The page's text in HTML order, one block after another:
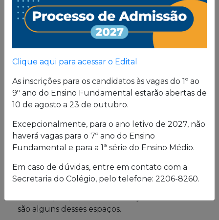
Proposta
Pedagógica
formação, pautada em valores cristãos e um
consistente conhecimento acadêmico.
Estrutura física
O Colégio oferece uma excelente estrutura para
atender a seus alunos em período integral.
Laboratórios de Química, Física e Biologia; salas
de leitura e de grupo; biblioteca; cybersala;
auditórios; complexo esportivo; piscina
são alguns desses espaços.
Clique aqui para acessar o Edital
As inscrições para os candidatos às vagas do 1º ao
9º ano do Ensino Fundamental estarão abertas de
10 de agosto a 23 de outubro.
Excepcionalmente, para o ano letivo de 2027, não
haverá vagas para o 7º ano do Ensino
Fundamental e para a 1ª série do Ensino Médio.
Em caso de dúvidas, entre em contato com a
Secretaria do Colégio, pelo telefone: 2206-8260.